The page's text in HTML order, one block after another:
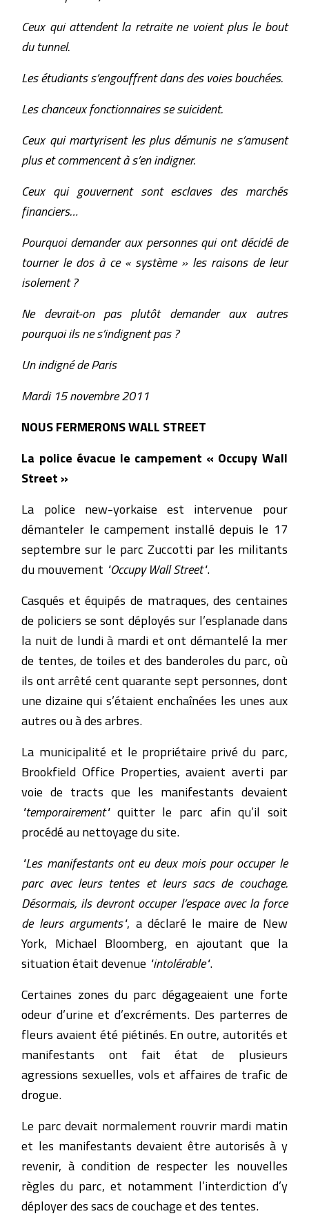
Ceux qui attendent la retraite ne voient plus le bout
du tunnel.
Les étudiants s’engouffrent dans des voies bouchées.
Les chanceux fonctionnaires se suicident.
Ceux qui martyrisent les plus démunis ne s’amusent
plus et commencent à s’en indigner.
Ceux qui gouvernent sont esclaves des marchés
financiers…
Pourquoi demander aux personnes qui ont décidé de
tourner le dos à ce « système » les raisons de leur
isolement ?
Ne devrait-on pas plutôt demander aux autres
pourquoi ils ne s’indignent pas ?
Un indigné de Paris
Mardi 15 novembre 2011
NOUS FERMERONS WALL STREET
La police évacue le campement « Occupy Wall
Street »
La police new-yorkaise est intervenue pour
démanteler le campement installé depuis le 17
septembre sur le parc Zuccotti par les militants
du mouvement "Occupy Wall Street".
Casqués et équipés de matraques, des centaines
de policiers se sont déployés sur l’esplanade dans
la nuit de lundi à mardi et ont démantelé la mer
de tentes, de toiles et des banderoles du parc, où
ils ont arrêté cent quarante sept personnes, dont
une dizaine qui s’étaient enchaînées les unes aux
autres ou à des arbres.
La municipalité et le propriétaire privé du parc,
Brookfield Office Properties, avaient averti par
voie de tracts que les manifestants devaient
"temporairement"quitter le parc afin qu’il soit
procédé au nettoyage du site.
"Les manifestants ont eu deux mois pour occuper le
parc avec leurs tentes et leurs sacs de couchage.
Désormais, ils devront occuper l’espace avec la force
de leurs arguments", a déclaré le maire de New
York, Michael Bloomberg, en ajoutant que la
situation était devenue "intolérable".
Certaines zones du parc dégageaient une forte
odeur d’urine et d’excréments. Des parterres de
fleurs avaient été piétinés. En outre, autorités et
manifestants ont fait état de plusieurs
agressions sexuelles, vols et affaires de trafic de
drogue.
Le parc devait normalement rouvrir mardi matin
et les manifestants devaient être autorisés à y
revenir, à condition de respecter les nouvelles
règles du parc, et notamment l’interdiction d’y
déployer des sacs de couchage et des tentes.